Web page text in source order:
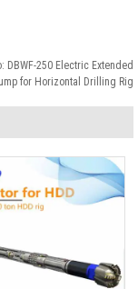
DBWF-250 Electric Extended
for Horizontal Drilling Rig